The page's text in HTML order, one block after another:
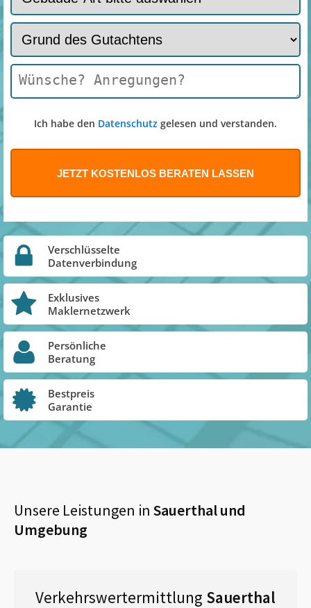
Ich habe den Datenschutz gelesen und verstanden.
Verschlüsselte
Datenverbindung
Exklusives
Maklernetzwerk
Persönliche
Beratung
Bestpreis
Garantie
Unsere Leistungen in Sauerthalund
Umgebung
Verkehrswertermittlung Sauerthal